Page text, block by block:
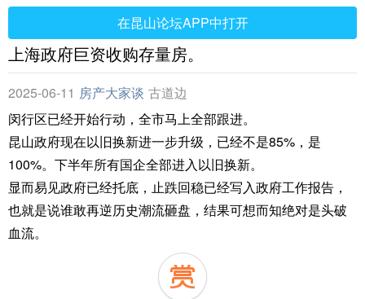
在昆山论坛APP中打开
上海政府巨资收购存量房。
2025-06-11 房产大家谈 古道边
闵行区已经开始行动，全市马上全部跟进。
昆山政府现在以旧换新进一步升级，已经不是85%，是
100%。下半年所有国企全部进入以旧换新。
显而易见政府已经托底，止跌回稳已经写入政府工作报告，
也就是说谁敢再逆历史潮流砸盘，结果可想而知绝对是头破
血流。